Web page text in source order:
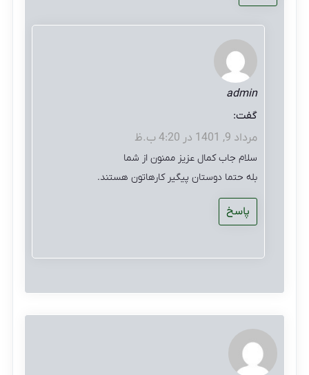
admin
گفت:
مرداد 9, 1401 در 4:20 ب.ظ
سلام جاب کمال عزیز ممنون از شما
بله حتما دوستان پیگیر کارهاتون هستند.
پاسخ